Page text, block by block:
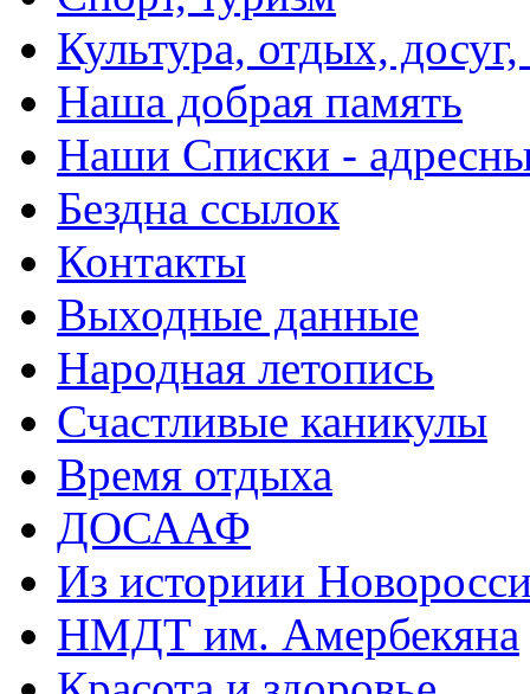
Культура, отдых,
Наша добрая память
Наши Списки -
Бездна ссылок
Контакты
Выходные данные
Народная летопись
Счастливые каникулы
Время отдыха
ДОСААФ
Из историии
НМДТ им. Амербекяна